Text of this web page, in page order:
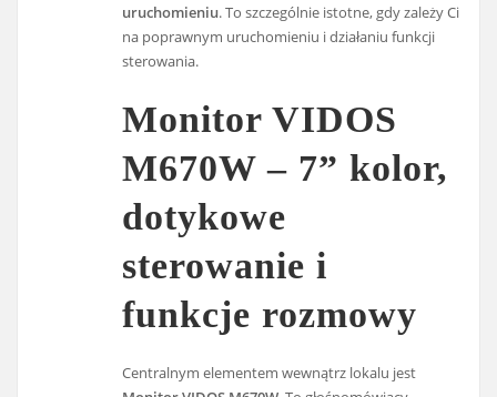
uruchomieniu. To szczególnie istotne, gdy zależy Ci
na poprawnym uruchomieniu i działaniu funkcji
sterowania.
Monitor VIDOS
M670W – 7” kolor,
dotykowe
sterowanie i
funkcje rozmowy
Centralnym elementem wewnątrz lokalu jest